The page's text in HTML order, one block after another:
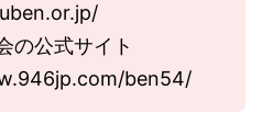
の公式サイト
ben54/